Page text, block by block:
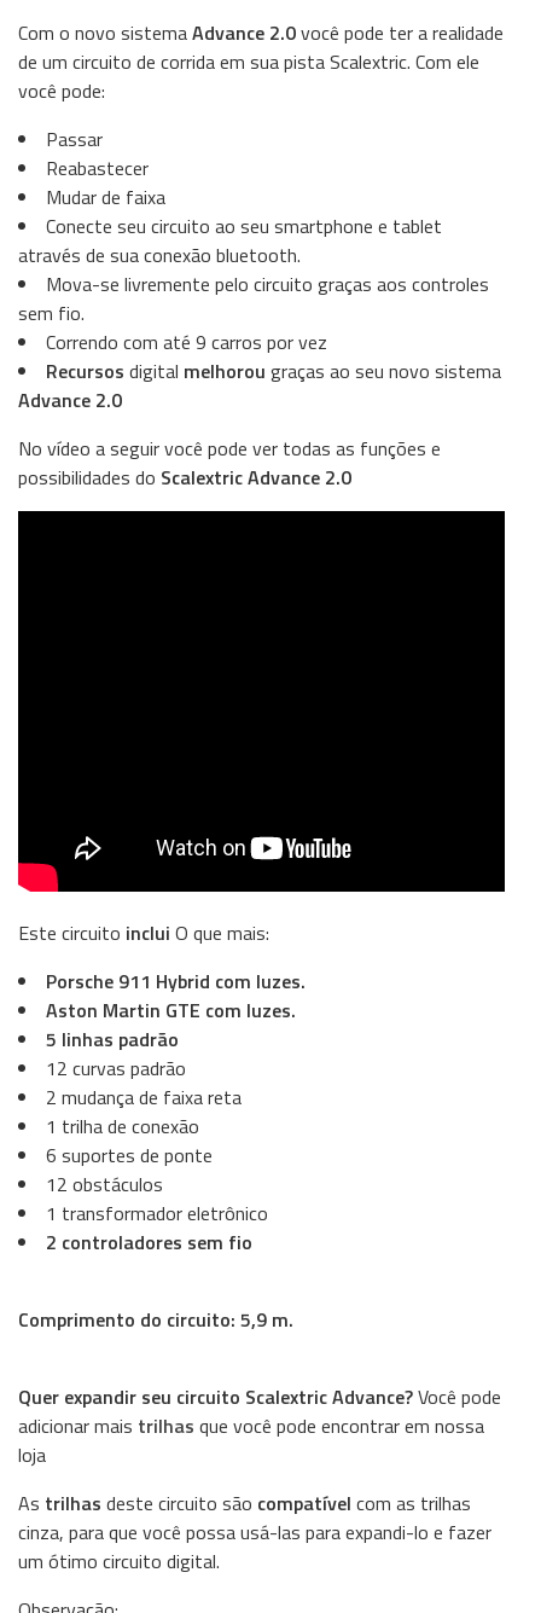
Com o novo sistemaAdvance 2.0você pode ter a realidade
de um circuito de corrida em sua pista Scalextric. Com ele
você pode:
Passar
Reabastecer
Mudar de faixa
Conecte seu circuito ao seu smartphone e tablet
através de sua conexão bluetooth.
Mova-se livremente pelo circuito graças aos controles
sem fio.
Correndo com até 9 carros por vez
Recursos digital melhorou graças ao seu novo sistema
Advance 2.0
No vídeo a seguir você pode ver todas as funções e
possibilidades do Scalextric Advance 2.0
Este circuito inclui O que mais:
Porsche 911 Hybrid com luzes.
Aston Martin GTE com luzes.
5 linhas padrão
12 curvas padrão
2 mudança de faixa reta
1 trilha de conexão
6 suportes de ponte
12 obstáculos
1 transformador eletrônico
2 controladores sem fio
Comprimento do circuito: 5,9 m.
Quer expandir seu circuito Scalextric Advance?Você pode
adicionar mais trilhas que você pode encontrar em nossa
loja
As trilhas deste circuito são compatível com as trilhas
cinza, para que você possa usá-las para expandi-lo e fazer
um ótimo circuito digital.